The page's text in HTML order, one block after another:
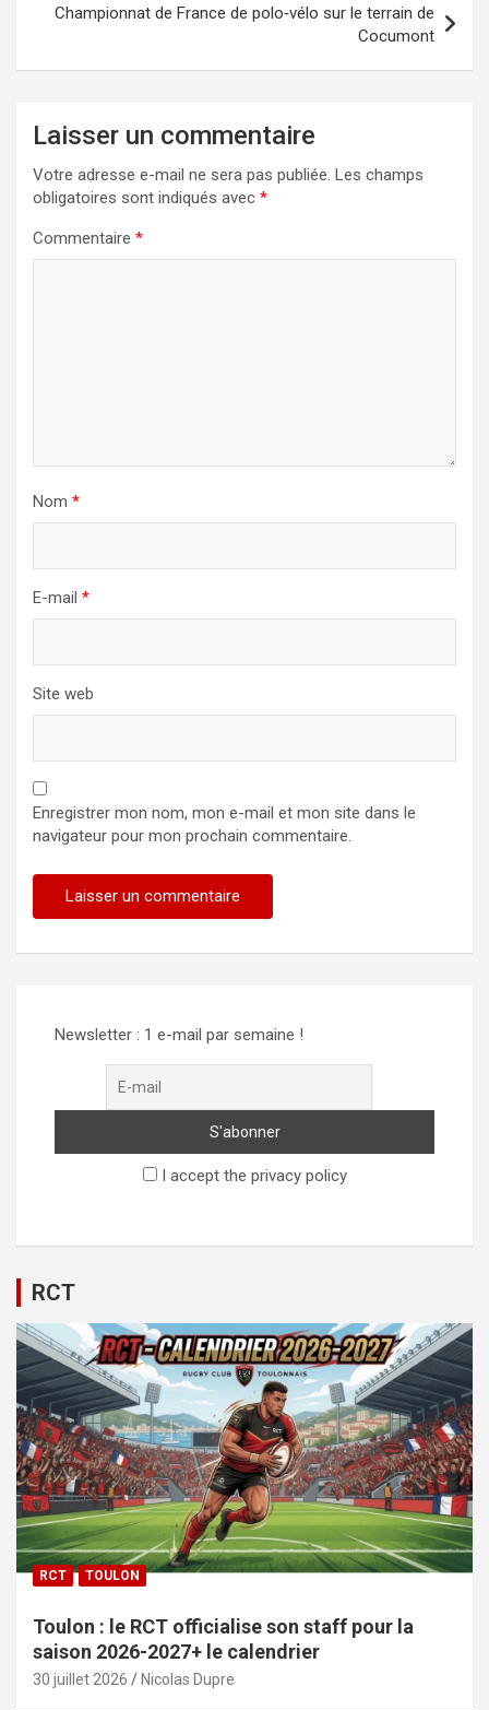
Championnat de France de polo‑vélo sur le terrain de
Cocumont
Laisser un commentaire
Votre adresse e-mail ne sera pas publiée. Les champs
obligatoires sont indiqués avec *
Commentaire *
Nom *
E-mail *
Site web
Enregistrer mon nom, mon e-mail et mon site dans le
navigateur pour mon prochain commentaire.
Newsletter : 1 e-mail par semaine !
I accept the privacy policy
RCT
RCT TOULON
Toulon : le RCT officialise son staff pour la
saison 2026-2027+ le calendrier
30 juillet 2026 Nicolas Dupre